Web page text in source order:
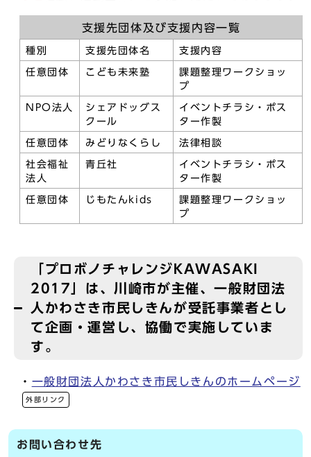
支援先団体及び支援内容一覧
種別 支援先団体名 支援内容
任意団体 こども未来塾
課題整理ワークショッ
プ
NPO法人
シェアドッグス
クール
イベントチラシ・ポス
ター作製
任意団体 みどりなくらし 法律相談
社会福祉
法人
青丘社
イベントチラシ・ポス
ター作製
任意団体 じもたんkids
課題整理ワークショッ
プ
「プロボノチャレンジKAWASAKI
2017」は、川崎市が主催、一般財団法
人かわさき市民しきんが受託事業者とし
て企画・運営し、協働で実施していま
す。
・ 一般財団法人かわさき市民しきんのホームページ
外部リンク
お問い合わせ先